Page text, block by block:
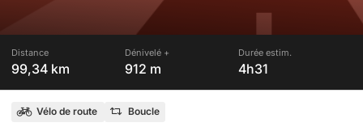
Distance
99,34 km
Dénivelé +
912 m
Durée estim.
4h31
Vélo de route Boucle